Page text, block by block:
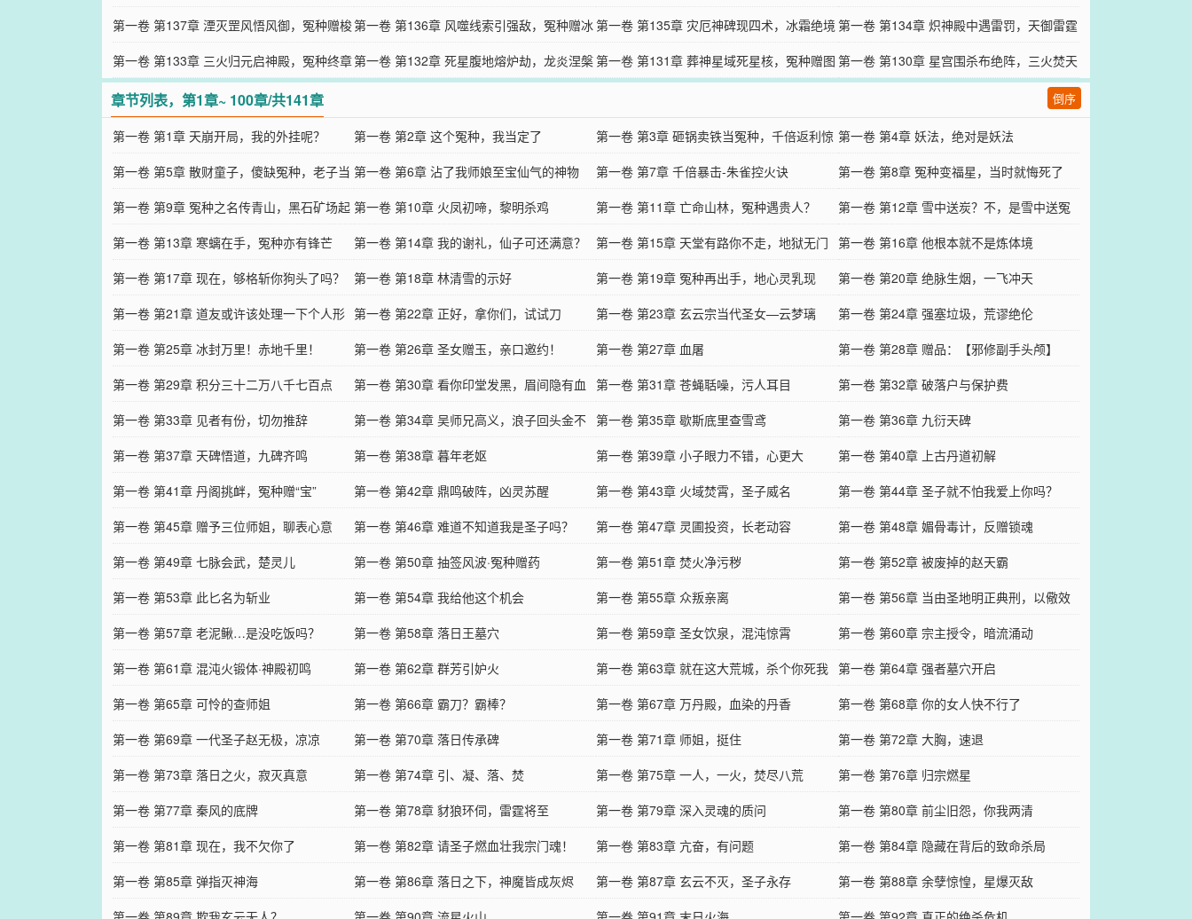
境自成
灾厄显
第一卷 第137章 湮灭罡风悟风御，冤种赠梭
引暗噬
第一卷 第136章 风噬线索引强敌，冤种赠冰
名扬殿
第一卷 第135章 灾厄神碑现四术，冰霜绝境
凝霜御
第一卷 第134章 炽神殿中遇雷罚，天御雷霆
塑雷躯
第一卷 第133章 三火归元启神殿，冤种终章
赠星槎
第一卷 第132章 死星腹地熔炉劫，龙炎涅槃第一卷 第131章 葬神星域死星核，冤种赠图 第一卷 第130章 星宫围杀布绝阵，三火焚天
章节列表，第1章~ 100章/共141章 倒序
第一卷 第1章 天崩开局，我的外挂呢？ 第一卷 第2章 这个冤种，我当定了
第一卷 第3章 砸锅卖铁当冤种，千倍返利惊
四方​
第一卷 第4章 妖法，绝对是妖法
第一卷 第5章 散财童子，傻缺冤种，老子当
定了
第一卷 第6章 沾了我师娘至宝仙气的神物 第一卷 第7章 千倍暴击-朱雀控火诀
第一卷 第8章 冤种变福星，当时就悔死了
第一卷 第9章 冤种之名传青山，黑石矿场起
杀机
第一卷 第10章 火凤初啼，黎明杀鸡 第一卷 第11章 亡命山林，冤种遇贵人？​
第一卷 第12章 雪中送炭？不，是雪中送冤
种！
第一卷 第13章 寒螭在手，冤种亦有锋芒 第一卷 第14章 我的谢礼，仙子可还满意？
第一卷 第15章 天堂有路你不走，地狱无门
你闯进来
第一卷 第16章 他根本就不是炼体境
第一卷 第17章 现在，够格斩你狗头了吗？
第一卷 第18章 林清雪的示好 第一卷 第19章 冤种再出手，地心灵乳现
第一卷 第20章 绝脉生烟，一飞冲天
第一卷 第21章 道友或许该处理一下个人形
象
第一卷 第22章 正好，拿你们，试试刀 第一卷 第23章 玄云宗当代圣女—云梦璃
第一卷 第24章 强塞垃圾，荒谬绝伦
第一卷 第25章 冰封万里！赤地千里！
第一卷 第26章 圣女赠玉，亲口邀约！ 第一卷 第27章 血屠
第一卷 第28章 赠品：【邪修副手头颅】
第一卷 第29章 积分三十二万八千七百点
第一卷 第30章 看你印堂发黑，眉间隐有血
光
第一卷 第31章 苍蝇聒噪，污人耳目
第一卷 第32章 破落户与保护费
第一卷 第33章 见者有份，切勿推辞
第一卷 第34章 吴师兄高义，浪子回头金不
换
第一卷 第35章 歇斯底里查雪鸢
第一卷 第36章 九衍天碑
第一卷 第37章 天碑悟道，九碑齐鸣
第一卷 第38章 暮年老妪 第一卷 第39章 小子眼力不错，心更大
第一卷 第40章 上古丹道初解
第一卷 第41章 丹阁挑衅，冤种赠“宝”​​
第一卷 第42章 鼎鸣破阵，凶灵苏醒 第一卷 第43章 火域焚霄，圣子威名
第一卷 第44章 圣子就不怕我爱上你吗？
第一卷 第45章 赠予三位师姐，聊表心意
第一卷 第46章 难道不知道我是圣子吗？ 第一卷 第47章 灵圃投资，长老动容​
第一卷 第48章 媚骨毒计，反赠锁魂​
第一卷 第49章 七脉会武，楚灵儿
第一卷 第50章 抽签风波·冤种赠药 第一卷 第51章 焚火净污秽
第一卷 第52章 被废掉的赵天霸
第一卷 第53章 此匕名为斩业
第一卷 第54章 我给他这个机会 第一卷 第55章 众叛亲离
第一卷 第56章 当由圣地明正典刑，以儆效
尤
第一卷 第57章 老泥鳅…是没吃饭吗？ 第一卷 第58章 落日王墓穴 第一卷 第59章 圣女饮泉，混沌惊霄​
第一卷 第60章 宗主授令，暗流涌动​
第一卷 第61章 混沌火锻体·神殿初鸣​
第一卷 第62章 群芳引妒火​
第一卷 第63章 就在这大荒城，杀个你死我
活
第一卷 第64章 强者墓穴开启
第一卷 第65章 可怜的查师姐
第一卷 第66章 霸刀？霸棒？ 第一卷 第67章 万丹殿，血染的丹香​
第一卷 第68章 你的女人快不行了
第一卷 第69章 一代圣子赵无极，凉凉
第一卷 第70章 落日传承碑 第一卷 第71章 师姐，挺住
第一卷 第72章 大胸，速退
第一卷 第73章 落日之火，寂灭真意
第一卷 第74章 引、凝、落、焚 第一卷 第75章 一人，一火，焚尽八荒
第一卷 第76章 归宗燃星
第一卷 第77章 秦风的底牌
第一卷 第78章 豺狼环伺，雷霆将至 第一卷 第79章 深入灵魂的质问
第一卷 第80章 前尘旧怨，你我两清
第一卷 第81章 现在，我不欠你了
第一卷 第82章 请圣子燃血壮我宗门魂！ 第一卷 第83章 亢奋，有问题
第一卷 第84章 隐藏在背后的致命杀局
第一卷 第85章 弹指灭神海
第一卷 第86章 落日之下，神魔皆成灰烬 第一卷 第87章 玄云不灭，圣子永存
第一卷 第88章 余孽惊惶，星爆灭敌